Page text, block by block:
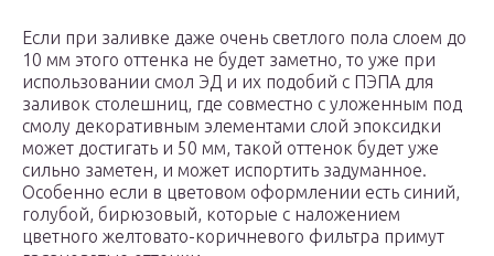
Если при заливке даже очень светлого пола слоем до
10 мм этого оттенка не будет заметно, то уже при
использовании смол ЭД и их подобий с ПЭПА для
заливок столешниц, где совместно с уложенным под
смолу декоративным элементами слой эпоксидки
может достигать и 50 мм, такой оттенок будет уже
сильно заметен, и может испортить задуманное.
Особенно если в цветовом оформлении есть синий,
голубой, бирюзовый, которые с наложением
цветного желтовато-коричневого фильтра примут